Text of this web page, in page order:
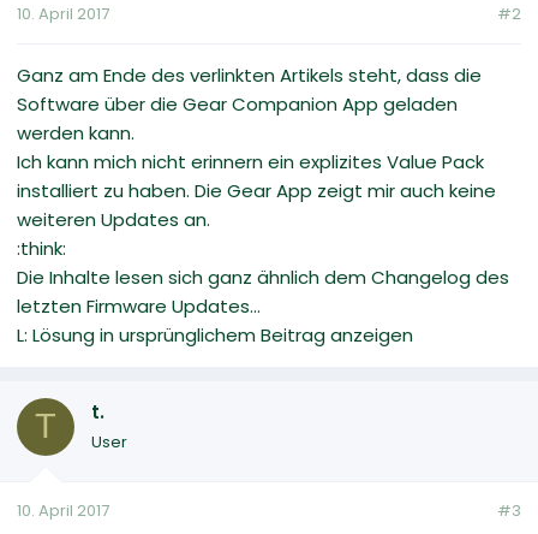
10. April 2017 #2
Ganz am Ende des verlinkten Artikels steht, dass die
Software über die Gear Companion App geladen
werden kann.
Ich kann mich nicht erinnern ein explizites Value Pack
installiert zu haben. Die Gear App zeigt mir auch keine
weiteren Updates an.
:think:
Die Inhalte lesen sich ganz ähnlich dem Changelog des
letzten Firmware Updates...
L: Lösung in ursprünglichem Beitrag anzeigen
T t.
User
10. April 2017 #3